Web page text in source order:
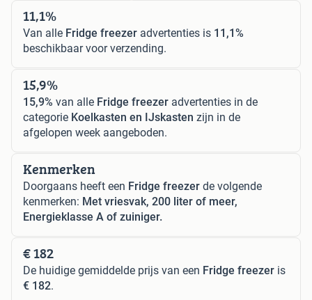
11,1%
Van alle Fridge freezer advertenties is 11,1%
beschikbaar voor verzending.
15,9%
15,9% van alle Fridge freezer advertenties in de
categorie Koelkasten en IJskasten zijn in de
afgelopen week aangeboden.
Kenmerken
Doorgaans heeft een Fridge freezer de volgende
kenmerken: Met vriesvak, 200 liter of meer,
Energieklasse A of zuiniger.
€ 182
De huidige gemiddelde prijs van een Fridge freezer is
€ 182.